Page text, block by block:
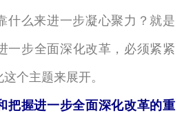
什么来进一步凝心聚力？就是
一步全面深化改革，必须紧紧
个主题来展开。
把握进一步全面深化改革的重